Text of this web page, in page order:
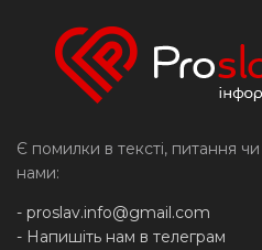
Є помилки в тексті, питання чи
нами:
- proslav.info@gmail.com
- Напишіть нам в телеграм